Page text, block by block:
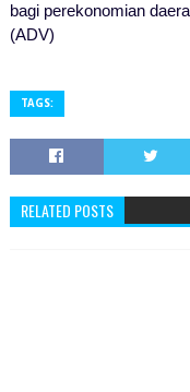
bagi perekonomian
(ADV)
TAGS:
RELATED POSTS